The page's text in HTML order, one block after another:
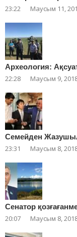
23:22 Маусым 11,
Археология:
22:28 Маусым 9,
Cемейден
23:31 Маусым 8,
Сенатор
20:07 Маусым 8,